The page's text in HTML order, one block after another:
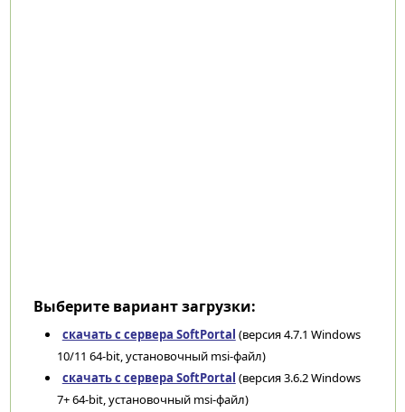
Выберите вариант загрузки:
скачать с сервера SoftPortal (версия 4.7.1 Windows
10/11 64-bit, установочный msi-файл)
скачать с сервера SoftPortal (версия 3.6.2 Windows
7+ 64-bit, установочный msi-файл)